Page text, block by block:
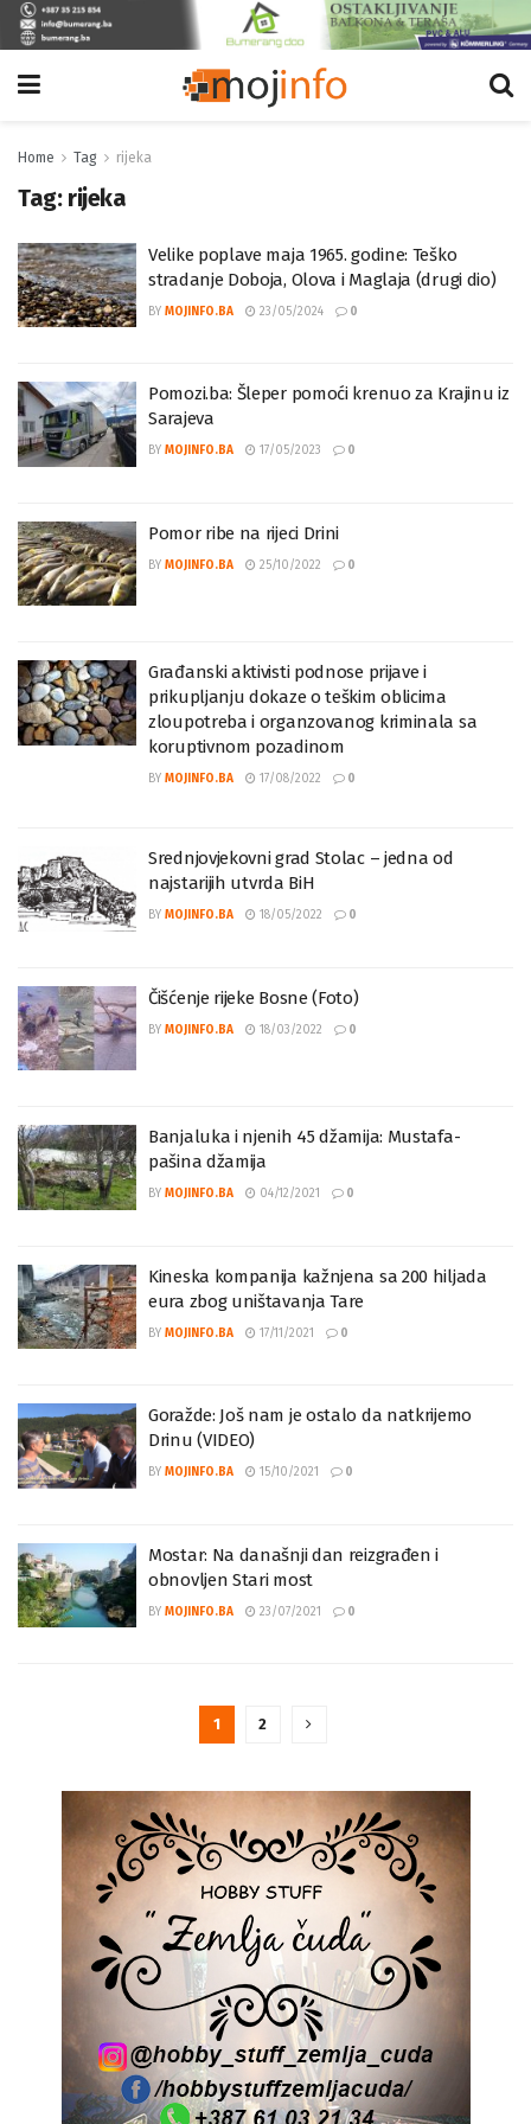
Home Tag rijeka
Tag: rijeka
Velike poplave maja 1965. godine: Teško
stradanje Doboja, Olova i Maglaja (drugi dio)
BY MOJINFO.BA 23/05/2024 0
Pomozi.ba: Šleper pomoći krenuo za Krajinu iz
Sarajeva
BY MOJINFO.BA 17/05/2023 0
Pomor ribe na rijeci Drini
BY MOJINFO.BA 25/10/2022 0
Građanski aktivisti podnose prijave i
prikupljanju dokaze o teškim oblicima
zloupotreba i organzovanog kriminala sa
koruptivnom pozadinom
BY MOJINFO.BA 17/08/2022 0
Srednjovjekovni grad Stolac – jedna od
najstarijih utvrda BiH
BY MOJINFO.BA 18/05/2022 0
Čišćenje rijeke Bosne (Foto)
BY MOJINFO.BA 18/03/2022 0
Banjaluka i njenih 45 džamija: Mustafa-
pašina džamija
BY MOJINFO.BA 04/12/2021 0
Kineska kompanija kažnjena sa 200 hiljada
eura zbog uništavanja Tare
BY MOJINFO.BA 17/11/2021 0
Goražde: Još nam je ostalo da natkrijemo
Drinu (VIDEO)
BY MOJINFO.BA 15/10/2021 0
Mostar: Na današnji dan reizgrađen i
obnovljen Stari most
BY MOJINFO.BA 23/07/2021 0
1 2